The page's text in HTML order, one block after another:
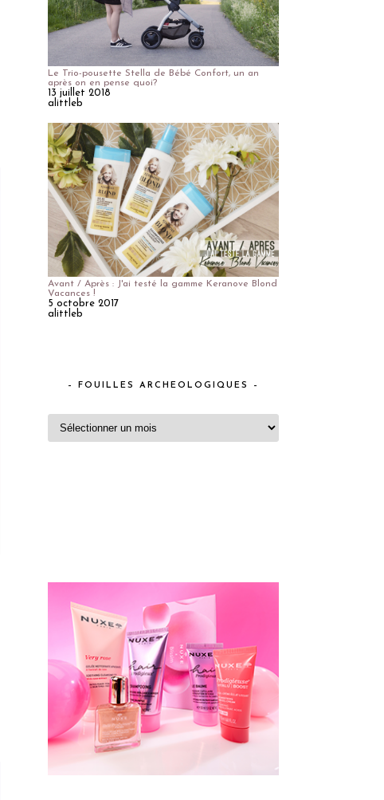
Le Trio-pousette Stella de Bébé Confort, un an
après on en pense quoi?
13 juillet 2018
alittleb
Avant / Après : J'ai testé la gamme Keranove Blond
Vacances !
5 octobre 2017
alittleb
– FOUILLES ARCHEOLOGIQUES –